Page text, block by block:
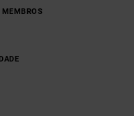
MEMBROS